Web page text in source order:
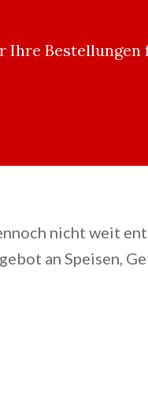
Ihre
nicht weit
an Speisen,